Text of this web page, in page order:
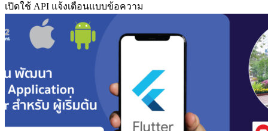
เปิดใช้ API แจ้งเตือนแบบข้อความ